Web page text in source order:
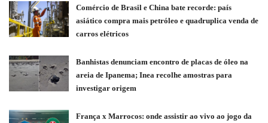
Comércio de Brasil e China bate recorde: país
asiático compra mais petróleo e quadruplica venda de
carros elétricos
Banhistas denunciam encontro de placas de óleo na
areia de Ipanema; Inea recolhe amostras para
investigar origem
França x Marrocos: onde assistir ao vivo ao jogo da